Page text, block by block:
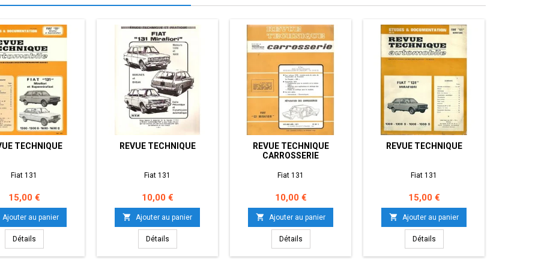
TECHNIQUE
Fiat 131
Prix
15,00 €
Ajouter au panier
Détails
REVUE TECHNIQUE
Fiat 131
Prix
10,00 €
 Ajouter au panier
Détails
REVUE TECHNIQUE
CARROSSERIE
Fiat 131
Prix
10,00 €
 Ajouter au panier
Détails
REVUE TECHNIQUE
Fiat 131
Prix
15,00 €
 Ajouter au panier
Détails